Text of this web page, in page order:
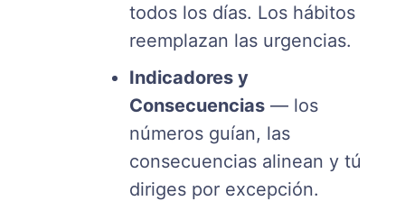
todos los días. Los hábitos
reemplazan las urgencias.
Indicadores y
Consecuencias — los
números guían, las
consecuencias alinean y tú
diriges por excepción.